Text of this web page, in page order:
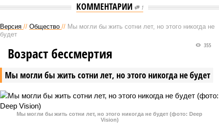
КОММЕНТАРИИ 1
Версия // Общество // Мы могли бы жить сотни лет, но этого никогда не
будет
Мы могли бы жить сотни лет, но этого никогда не будет
355
Возраст бессмертия
Мы могли бы жить сотни лет, но этого никогда не будет (фото: Deep
Vision)